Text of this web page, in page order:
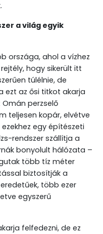
a világ egyik
országa, ahol a vízhez
hogy sikerült itt
túlélnie, de
ezt az ősi titkot akarja
perzselő
teljesen kopár, elvétve
egy építészeti
rendszer szállítja a
bonyolult hálózata –
több tíz méter
biztosítják a
több ezer
egyszerű
felfedezni, de ez